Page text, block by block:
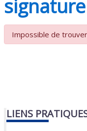
signature
Impossible de
LIENS